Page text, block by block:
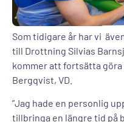
Som tidigare år har vi
till Drottning Silvias
kommer att fortsätta göra
Bergqvist, VD.
”Jag hade en personlig
tillbringa en längre tid på